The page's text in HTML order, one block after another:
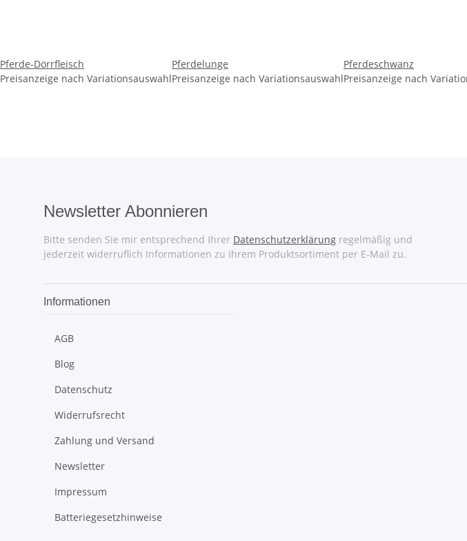
Pferde-Dörrfleisch
Preisanzeige nach Variationsauswahl
Pferdelunge
Preisanzeige nach Variationsauswahl
Pferdeschwanz
Preisanzeige nach
Newsletter Abonnieren
Bitte senden Sie mir entsprechend Ihrer Datenschutzerklärung regelmäßig und
jederzeit widerruflich Informationen zu Ihrem Produktsortiment per E-Mail zu.
Informationen
AGB
Blog
Datenschutz
Widerrufsrecht
Zahlung und Versand
Newsletter
Impressum
Batteriegesetzhinweise